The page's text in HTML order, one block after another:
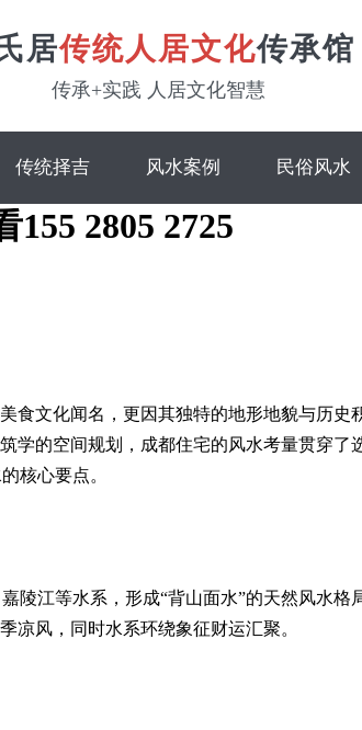
居传统人居文化传承馆
传承+实践 人居文化智慧
传统择吉 风水案例 民俗风水
2805 2725
食文化闻名，更因其独特的地形地貌与历史
学的空间规划，成都住宅的风水考量贯穿了
核心要点。
陵江等水系，形成“背山面水”的天然风水格
凉风，同时水系环绕象征财运汇聚。